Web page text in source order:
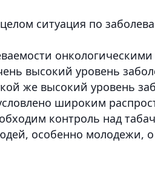
ситуация по
высокий уровень
же высокий уровень
широким
контроль над
особенно молодежи,